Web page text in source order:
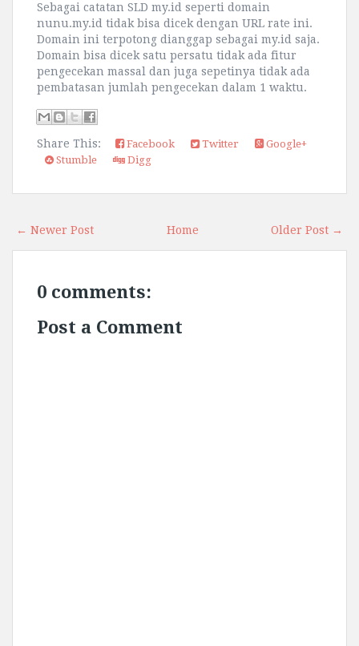
Sebagai catatan SLD my.id seperti domain
nunu.my.id tidak bisa dicek dengan URL rate ini.
Domain ini terpotong dianggap sebagai my.id saja.
Domain bisa dicek satu persatu tidak ada fitur
pengecekan massal dan juga sepetinya tidak ada
pembatasan jumlah pengecekan dalam 1 waktu.
Share This: Facebook Twitter
Google+
Stumble
Digg
← Newer Post Older Post →
Home
0 comments:
Post a Comment